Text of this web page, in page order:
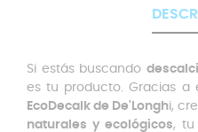
Si estás buscando
es tu producto. Gracias a
EcoDecalk de De'Longhi,
naturales y ecológicos, tu